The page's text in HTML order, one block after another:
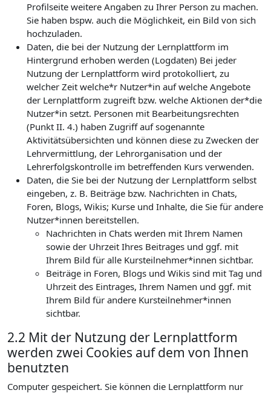
Profilseite weitere Angaben zu Ihrer Person zu machen.
Sie haben bspw. auch die Möglichkeit, ein Bild von sich
hochzuladen.
Daten, die bei der Nutzung der Lernplattform im
Hintergrund erhoben werden (Logdaten) Bei jeder
Nutzung der Lernplattform wird protokolliert, zu
welcher Zeit welche*r Nutzer*in auf welche Angebote
der Lernplattform zugreift bzw. welche Aktionen der*die
Nutzer*in setzt. Personen mit Bearbeitungsrechten
(Punkt II. 4.) haben Zugriff auf sogenannte
Aktivitätsübersichten und können diese zu Zwecken der
Lehrvermittlung, der Lehrorganisation und der
Lehrerfolgskontrolle im betreffenden Kurs verwenden.
Daten, die Sie bei der Nutzung der Lernplattform selbst
eingeben, z. B. Beiträge bzw. Nachrichten in Chats,
Foren, Blogs, Wikis; Kurse und Inhalte, die Sie für andere
Nutzer*innen bereitstellen.
Nachrichten in Chats werden mit Ihrem Namen
sowie der Uhrzeit Ihres Beitrages und ggf. mit
Ihrem Bild für alle Kursteilnehmer*innen sichtbar.
Beiträge in Foren, Blogs und Wikis sind mit Tag und
Uhrzeit des Eintrages, Ihrem Namen und ggf. mit
Ihrem Bild für andere Kursteilnehmer*innen
sichtbar.
2.2 Mit der Nutzung der Lernplattform
werden zwei Cookies auf dem von Ihnen
benutzten
Computer gespeichert. Sie können die Lernplattform nur